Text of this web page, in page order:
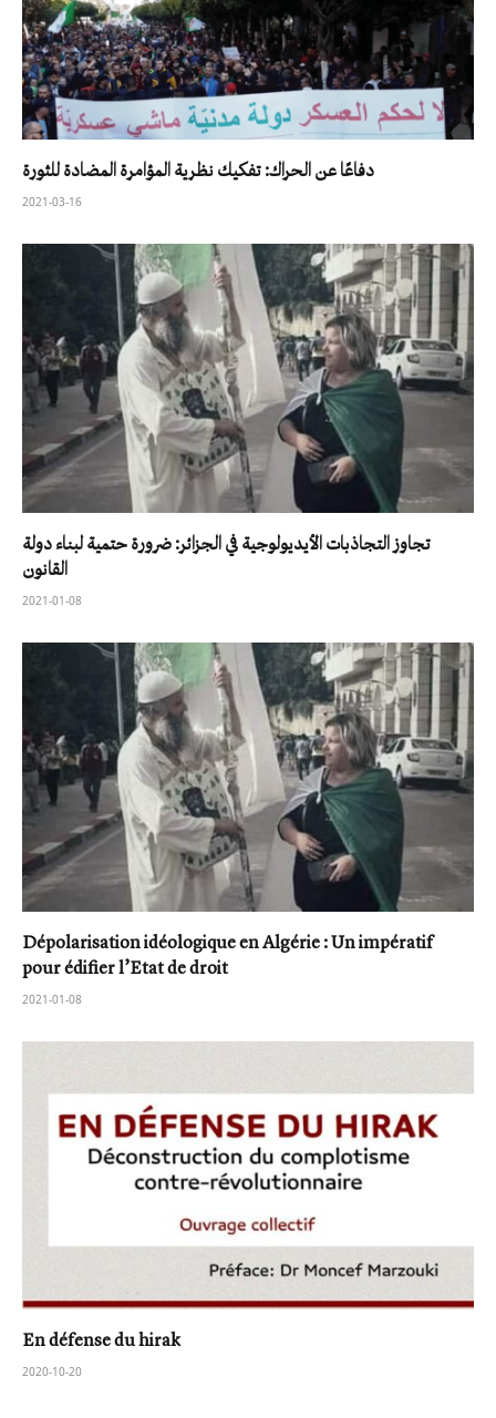
دفاعًا عن الحراك: تفكيك نظرية المؤامرة المضادة للثورة
2021-03-16
تجاوز التجاذبات الأيديولوجية في الجزائر: ضرورة حتمية لبناء دولة
القانون
2021-01-08
Dépolarisation idéologique en Algérie : Un impératif
pour édifier l’Etat de droit
2021-01-08
En défense du hirak
2020-10-20